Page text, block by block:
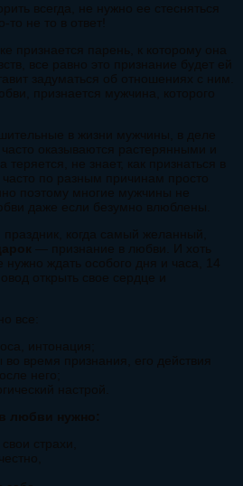
всегда, не нужно ее стесняться
то не то в ответ!
признается парень, к которому она
все равно это признание будет ей
задуматься об отношениях с ним.
признается мужчина, которого
в жизни мужчины, в деле
оказываются растерянными и
не знает, как признаться в
по разным причинам просто
поэтому многие мужчины не
даже если безумно влюблены.
когда самый желанный,
— признание в любви. И хоть
нужно ждать особого дня и часа, 14
открыть свое сердце и
все:
интонация;
время признания, его действия
него;
настрой.
любви нужно:
страхи,